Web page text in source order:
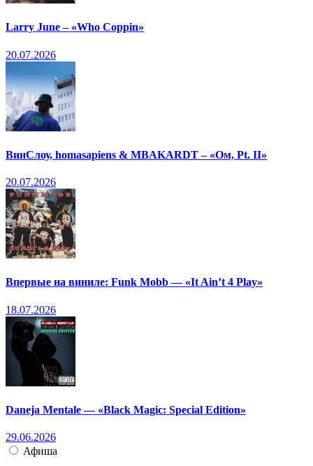
Larry June – «Who Coppin»
20.07.2026
ВинСлоу, homasapiens & MBAKARDT – «Ом, Pt. II»
20.07.2026
Впервые на виниле: Funk Mobb — «It Ain’t 4 Play»
18.07.2026
Daneja Mentale — «Black Magic: Special Edition»
29.06.2026
Афиша